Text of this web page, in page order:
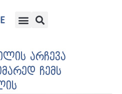
არჩევა
ჩემს